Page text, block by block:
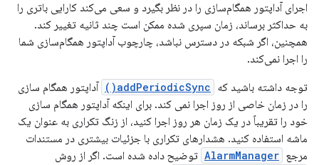
اجرای آداپتور همگام‌سازی را در نظر بگیرد و سعی می‌کند کارایی باتری را
به حداکثر برساند، زمان سپری شده ممکن است چند ثانیه تغییر کند.
همچنین، اگر شبکه در دسترس نباشد، چارچوب آداپتور همگام‌سازی شما
را اجرا نمی‌کند.
توجه داشته باشید که addPeriodicSync()
آداپتور همگام سازی
را در زمان خاصی از روز اجرا نمی کند. برای اینکه آداپتور همگام سازی
خود را تقریباً در یک زمان هر روز اجرا کنید، از زنگ تکراری به عنوان یک
ماشه استفاده کنید. هشدارهای تکراری با جزئیات بیشتری در مستندات
مرجع AlarmManager توضیح داده شده است. اگر از روش